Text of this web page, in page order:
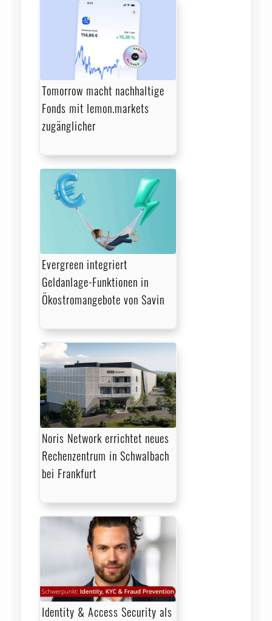
Tomorrow macht nachhaltige
Fonds mit lemon.markets
zugänglicher
Evergreen integriert
Geldanlage-Funktionen in
Ökostromangebote von Savin
Noris Network errichtet neues
Rechenzentrum in Schwalbach
bei Frankfurt
Identity & Access Security als